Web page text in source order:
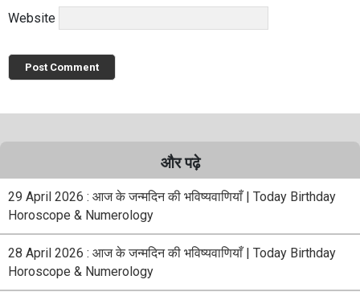
Website
और पढ़े
29 April 2026 : आज के जन्मदिन की भविष्यवाणियाँ | Today Birthday
Horoscope & Numerology
28 April 2026 : आज के जन्मदिन की भविष्यवाणियाँ | Today Birthday
Horoscope & Numerology